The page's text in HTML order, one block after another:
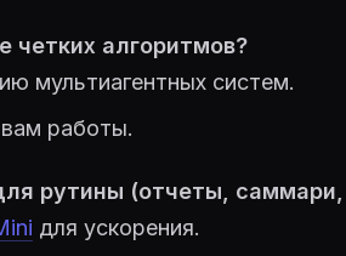
четких алгоритмов?
мультиагентных систем.
работы.
рутины (отчеты,
для ускорения.